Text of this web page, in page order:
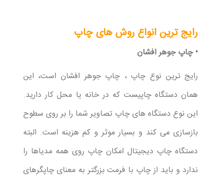
رایج ترین انواع روش های چاپ
• چاپ جوهر افشان
رایج ترین نوع چاپ ، چاپ جوهر افشان است، این
همان دستگاه چاپیست که در خانه یا محل کار دارید.
این نوع دستگاه های چاپ تصاویر شما را بر روی سطوح
بازسازی می کند و بسیار موثر و کم هزینه است. البته
دستگاه چاپ دیجیتال امکان چاپ روی همه مدیاها را
ندارد و باید از چاپ با فرمت بزرگتر به معنای چاپگرهای